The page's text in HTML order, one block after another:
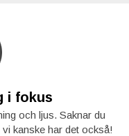
i fokus
och ljus. Saknar du
kanske har det också!